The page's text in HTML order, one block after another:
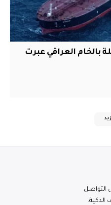
بالخام العراقي عبرت
التواصل
الذكية.